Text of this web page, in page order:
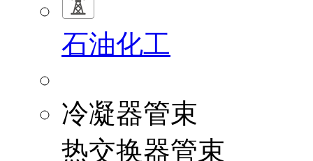
石油化工
冷凝器管束
热交换器管束